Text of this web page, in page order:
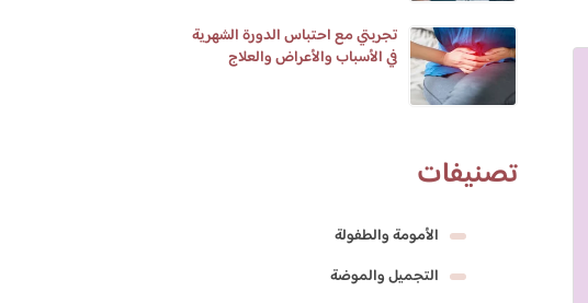
تجربتي مع احتباس الدورة الشهرية
في الأسباب والأعراض والعلاج
تصنيفات
الأمومة والطفولة
التجميل والموضة